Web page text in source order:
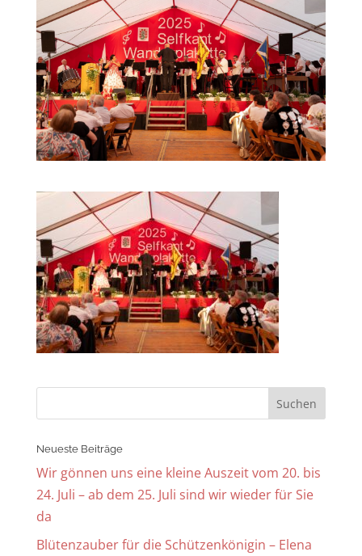
Neueste Beiträge
Wir gönnen uns eine kleine Auszeit vom 20. bis
24. Juli – ab dem 25. Juli sind wir wieder für Sie
da
Blütenzauber für die Schützenkönigin – Elena